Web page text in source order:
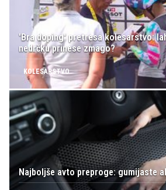
'Bra doping' pretresa kolesarstvo:
nedrčku prinese zmago?
KOLESARSTVO
Najboljše avto preproge: gumijaste